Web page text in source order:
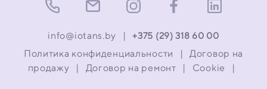
доступа к платформе вы можете узнать у нашего
info@iotans.by | +375 (29) 318 60 00
Политика конфиденциальности |
Договор на
продажу
| Договор на ремонт | Cookie |